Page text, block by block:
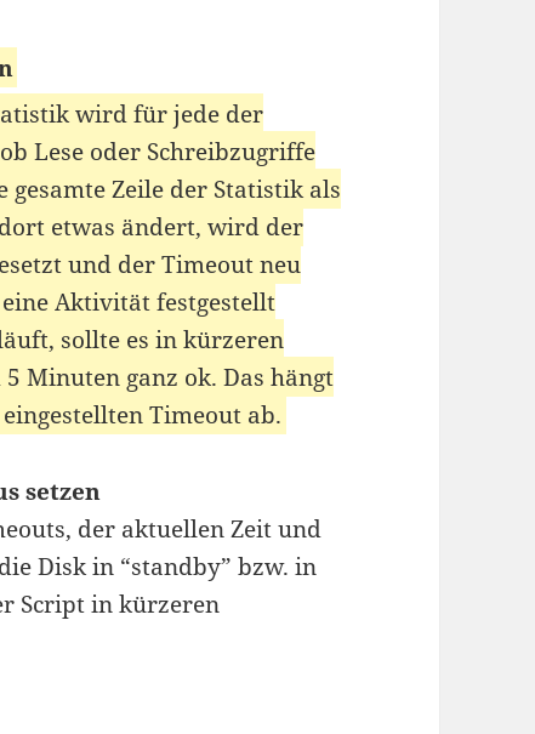
wird für jede der
Lese oder Schreibzugriffe
Zeile der Statistik als
etwas ändert, wird der
und der Timeout neu
Aktivität festgestellt
sollte es in kürzeren
Minuten ganz ok. Das hängt
Timeout ab.
setzen
der aktuellen Zeit und
Disk in “standby” bzw. in
Script in kürzeren